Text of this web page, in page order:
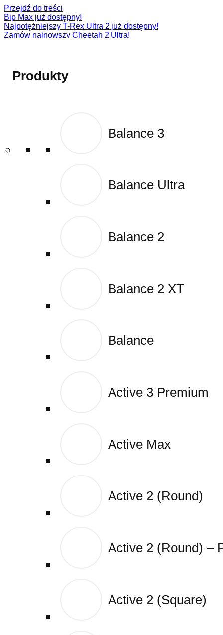
Przejdź do treści
Bip Max już dostępny!
Najpotężniejszy T-Rex Ultra 2 już dostępny!
Zamów najnowszy Cheetah 2 Ultra!
Produkty
Balance 3
Balance Ultra
Balance 2
Balance 2 XT
Balance
Active 3 Premium
Active Max
Active 2 (Round)
Active 2 (Round) –
Active 2 (Square)
Produkty
Balance 3
Balance Ultra
Balance 2
Balance 2 XT
Balance
Active 3 Premium
Active Max
Active 2 (Round)
Active 2 (Round) –
Active 2 (Square)